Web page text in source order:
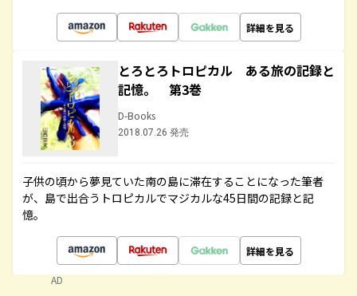
詳細を見る
とろとろトロピカル ある旅の記録と
記憶。 第3巻
D-Books
2018.07.26 発売
子供の頃から夢見ていた南の島に滞在することになった筆者
が、島で出合うトロピカルでマジカルな45日間の記録と記
憶。
詳細を見る
AD